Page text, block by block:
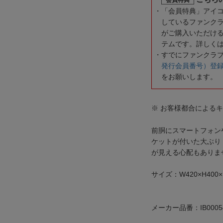
「会員特典」アイ
しているファンク
がご購入いただけ
テムです。詳しく
すでにファンクラ
発行会員番号）登
をお願いします。
※ お客様都合による
前胴にスマートフォ
ケットが付いた大ぶ
が見える心配もありま
サイズ：
メーカー品番：